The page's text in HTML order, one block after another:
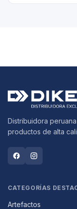
Distribuidora
productos de alta
CATEGORÍAS
Artefactos